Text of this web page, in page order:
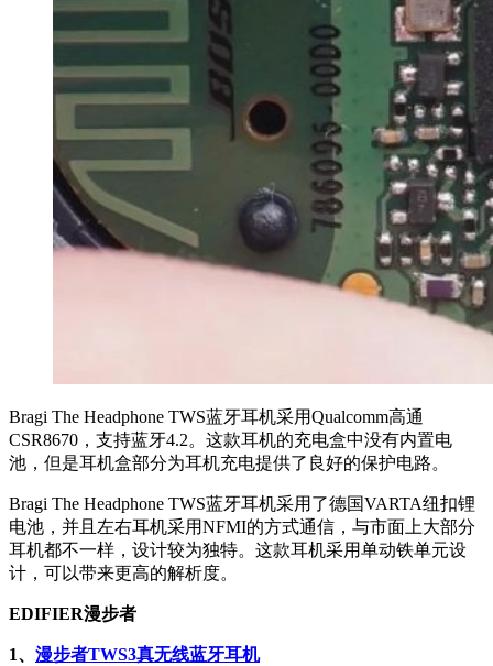
Bragi The Headphone TWS蓝牙耳机采用Qualcomm高通
CSR8670，支持蓝牙4.2。这款耳机的充电盒中没有内置电
池，但是耳机盒部分为耳机充电提供了良好的保护电路。
Bragi The Headphone TWS蓝牙耳机采用了德国VARTA纽扣锂
电池，并且左右耳机采用NFMI的方式通信，与市面上大部分
耳机都不一样，设计较为独特。这款耳机采用单动铁单元设
计，可以带来更高的解析度。
EDIFIER漫步者
1、 漫步者TWS3真无线蓝牙耳机